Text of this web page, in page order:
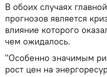
В обоих случаях
прогнозов является
влияние которого
чем ожидалось.
"Особенно значимым
рост цен на